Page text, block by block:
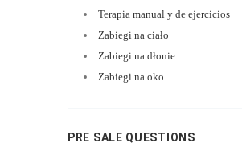
Terapia manual y de ejercicios
Zabiegi na ciało
Zabiegi na dłonie
Zabiegi na oko
PRE SALE QUESTIONS